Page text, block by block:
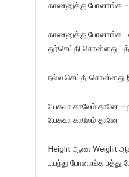
காணனுக்கு போனாங்க –
காணனுக்கு போனாங்க
துர்செய்தி சொன்னது
நல்ல செய்தி சொன்னது
யேசுவா காலேம் தானே –
யேசுவா காலேம் தானே
Height ஆண Weight
பயந்து போனாங்க பத்து